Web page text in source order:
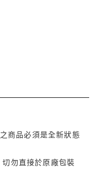
商品必須是全新狀態
勿直接於原廠包裝